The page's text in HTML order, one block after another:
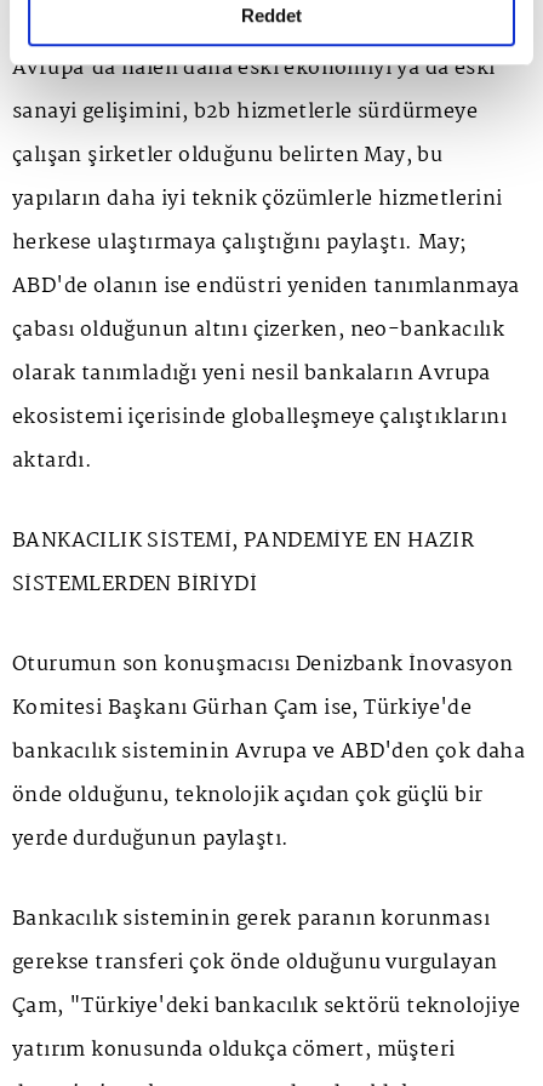
detaylı bilgi almak için lütfentıklayınız.
Reddet
Avrupa'da halen daha eski ekonomiyi ya da eski
sanayi gelişimini, b2b hizmetlerle sürdürmeye
çalışan şirketler olduğunu belirten May, bu
yapıların daha iyi teknik çözümlerle hizmetlerini
herkese ulaştırmaya çalıştığını paylaştı. May;
ABD'de olanın ise endüstri yeniden tanımlanmaya
çabası olduğunun altını çizerken, neo-bankacılık
olarak tanımladığı yeni nesil bankaların Avrupa
ekosistemi içerisinde globalleşmeye çalıştıklarını
aktardı.
BANKACILIK SİSTEMİ, PANDEMİYE EN HAZIR
SİSTEMLERDEN BİRİYDİ
Oturumun son konuşmacısı Denizbank İnovasyon
Komitesi Başkanı Gürhan Çam ise, Türkiye'de
bankacılık sisteminin Avrupa ve ABD'den çok daha
önde olduğunu, teknolojik açıdan çok güçlü bir
yerde durduğunun paylaştı.
Bankacılık sisteminin gerek paranın korunması
gerekse transferi çok önde olduğunu vurgulayan
Çam, "Türkiye'deki bankacılık sektörü teknolojiye
yatırım konusunda oldukça cömert, müşteri